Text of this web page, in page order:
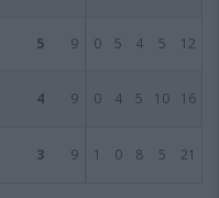
5 9 0 5 4 5 12
4 9 0 4 5 10 16
3 9 1 0 8 5 21